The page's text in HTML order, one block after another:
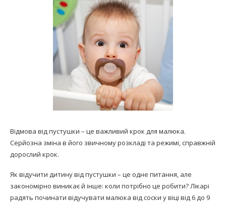
Відмова від пустушки – це важливий крок для малюка.
Серйозна зміна в його звичному розкладі та режимі, справжній
дорослий крок.
Як відучити дитину від пустушки – це одне питання, але
закономірно виникає й інше: коли потрібно це робити? Лікарі
радять починати відучувати малюка від соски у віці від 6 до 9